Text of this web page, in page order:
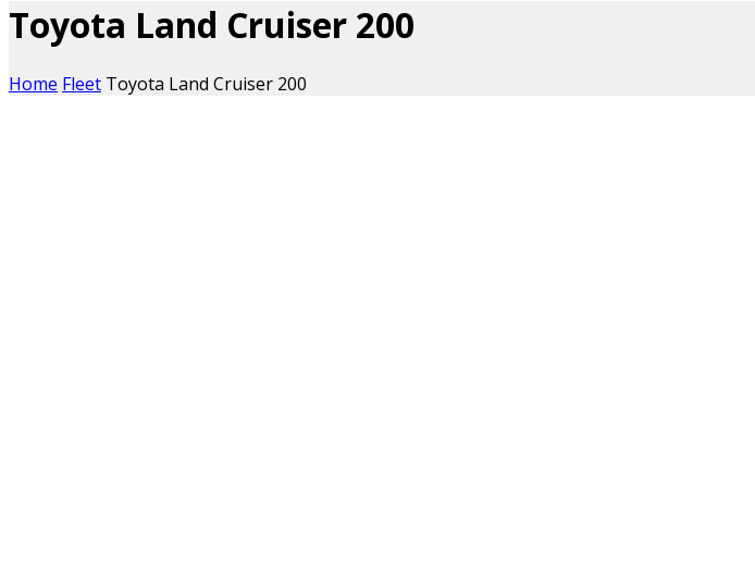
Toyota Land Cruiser 200
Home Fleet Toyota Land Cruiser 200